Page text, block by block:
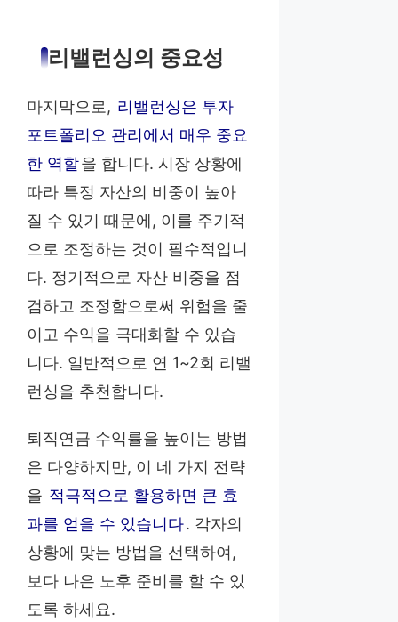
리밸런싱의 중요성
마지막으로, 리밸런싱은 투자
포트폴리오 관리에서 매우 중요
한 역할을 합니다. 시장 상황에
따라 특정 자산의 비중이 높아
질 수 있기 때문에, 이를 주기적
으로 조정하는 것이 필수적입니
다. 정기적으로 자산 비중을 점
검하고 조정함으로써 위험을 줄
이고 수익을 극대화할 수 있습
니다. 일반적으로 연 1~2회 리밸
런싱을 추천합니다.
퇴직연금 수익률을 높이는 방법
은 다양하지만, 이 네 가지 전략
을 적극적으로 활용하면 큰 효
과를 얻을 수 있습니다. 각자의
상황에 맞는 방법을 선택하여,
보다 나은 노후 준비를 할 수 있
도록 하세요.